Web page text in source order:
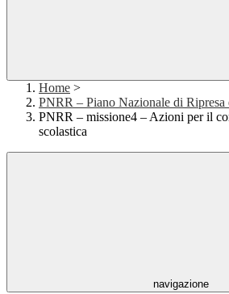
Home >
PNRR – Piano Nazionale di Ripresa
PNRR – missione4 – Azioni per il
scolastica
navigazione